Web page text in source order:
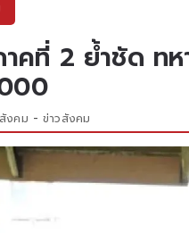
คที่ 2 ย้ำชัด ท
งคม ข่าวสังคม